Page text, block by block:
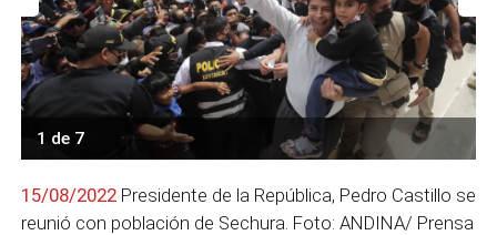
1 de 7
15/08/2022 Presidente de la República, Pedro Castillo se
reunió con población de Sechura. Foto: ANDINA/ Prensa